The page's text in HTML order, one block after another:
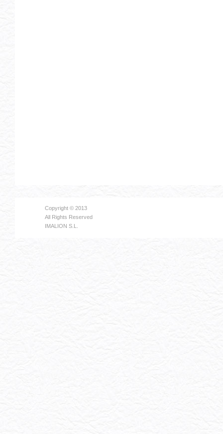
Copyright © 2013
All Rights Reserved
IMALION S.L.